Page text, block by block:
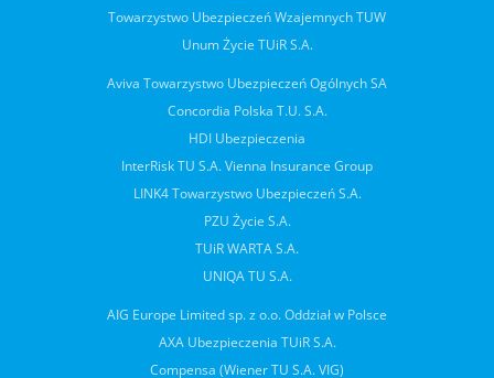
Towarzystwo Ubezpieczeń Wzajemnych TUW
Unum Życie TUiR S.A.
Aviva Towarzystwo Ubezpieczeń Ogólnych SA
Concordia Polska T.U. S.A.
HDI Ubezpieczenia
InterRisk TU S.A. Vienna Insurance Group
LINK4 Towarzystwo Ubezpieczeń S.A.
PZU Życie S.A.
TUiR WARTA S.A.
UNIQA TU S.A.
AIG Europe Limited sp. z o.o. Oddział w Polsce
AXA Ubezpieczenia TUiR S.A.
Compensa (Wiener TU S.A. VIG)